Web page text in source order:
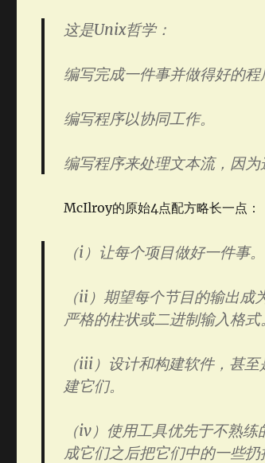
这是Unix哲学：
编写完成一件事并做得好的程
编写程序以协同工作。
编写程序来处理文本流，因为
McIlroy的原始4点配方略长一点：
（i）让每个项目做好一件事
（ii）期望每个节目的输出
严格的柱状或二进制输入格式
（iii）设计和构建软件，甚
建它们。
（iv）使用工具优先于不熟
成它们之后把它们中的一些扔